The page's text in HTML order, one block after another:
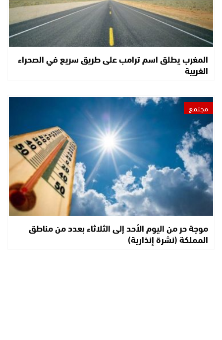
المغرب يطلق اسم ترامب على طريق سريع في الصحراء
الغربية
مجتمع
موجة حر من اليوم الأحد إلى الثلاثاء بعدد من مناطق
المملكة (نشرة إنذارية)